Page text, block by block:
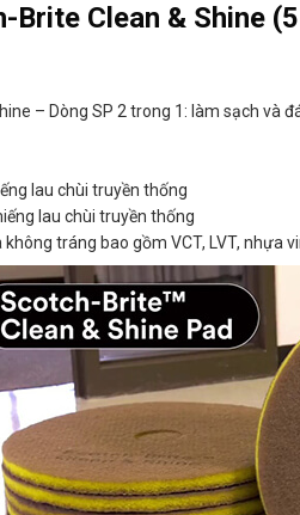
Brite Clean & Shine
– Dòng SP 2 trong 1: làm sạch và
lau chùi truyền thống
lau chùi truyền thống
tráng bao gồm VCT, LVT, nhựa